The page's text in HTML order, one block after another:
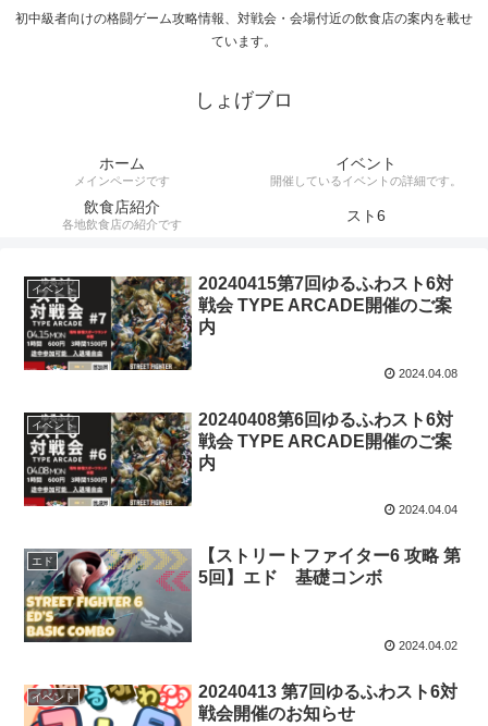
初中級者向けの格闘ゲーム攻略情報、対戦会・会場付近の飲食店の案内を載せ
ています。
しょげブロ
ホーム
メインページです
イベント
開催しているイベントの詳細です。
飲食店紹介
各地飲食店の紹介です スト6
イベント
20240415第7回ゆるふわスト6対
戦会 TYPE ARCADE開催のご案
内
2024.04.08
イベント
20240408第6回ゆるふわスト6対
戦会 TYPE ARCADE開催のご案
内
2024.04.04
エド
【ストリートファイター6 攻略 第
5回】エド 基礎コンボ
2024.04.02
イベント
20240413 第7回ゆるふわスト6対
戦会開催のお知らせ